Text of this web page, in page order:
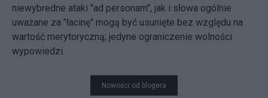
niewybredne ataki "ad personam", jak i słowa ogólnie
uważane za "łacinę" mogą być usunięte bez względu na
wartość merytoryczną; jedyne ograniczenie wolności
wypowiedzi.
Nowości od blogera